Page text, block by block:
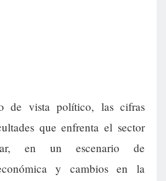
de vista político, las cifras
que enfrenta el sector
en un escenario de
y cambios en la